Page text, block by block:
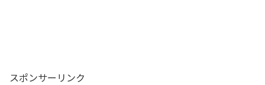
スポンサーリンク